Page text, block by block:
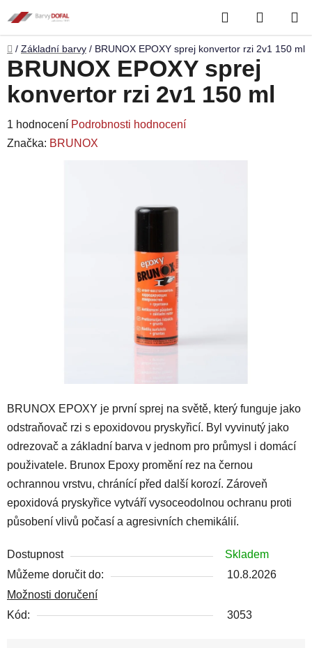
na
obsah
Hledat
KOŠÍK
Domů
/ Základní barvy / BRUNOX EPOXY sprej konvertor rzi 2v1 150 ml
BRUNOX EPOXY je první sprej na světě, který funguje jako
odstraňovač rzi s epoxidovou pryskyřicí. Byl vyvinutý jako
odrezovač a základní barva v jednom pro průmysl i domácí
použivatele. Brunox Epoxy promění rez na černou
ochrannou vrstvu, chránící před další korozí. Zároveň
epoxidová pryskyřice vytváří vysoceodolnou ochranu proti
působení vlivů počasí a agresivních chemikálií.
Dostupnost
Skladem
Můžeme doručit do:
10.8.2026
Možnosti doručení
Kód:
3053
BRUNOX EPOXY sprej
konvertor rzi 2v1 150 ml
Průměrné
hodnocení
1 hodnocení Podrobnosti hodnocení
Značka: BRUNOX